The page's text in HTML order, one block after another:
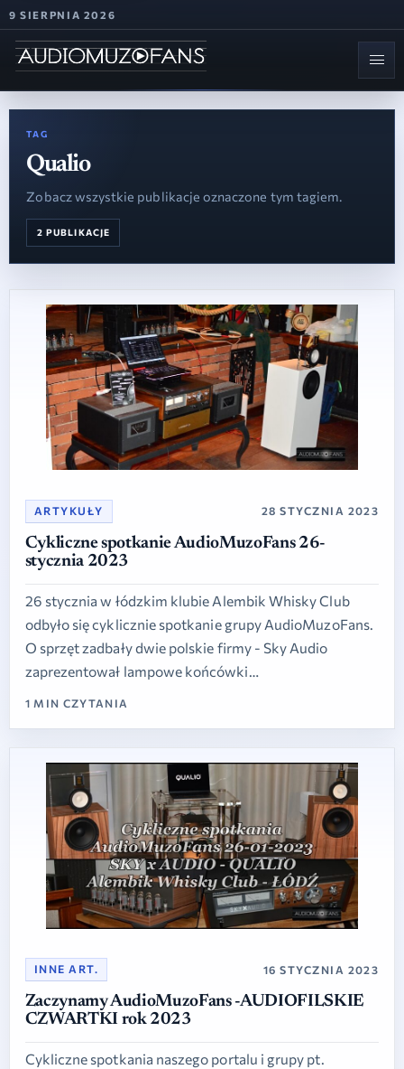
9 SIERPNIA 2026
TAG
Qualio
Zobacz wszystkie publikacje oznaczone tym tagiem.
2 PUBLIKACJE
ARTYKUŁY 28 STYCZNIA 2023
Cykliczne spotkanie AudioMuzoFans 26-
stycznia 2023
26 stycznia w łódzkim klubie Alembik Whisky Club
odbyło się cyklicznie spotkanie grupy AudioMuzoFans.
O sprzęt zadbały dwie polskie firmy - Sky Audio
zaprezentował lampowe końcówki…
1 MIN CZYTANIA
INNE ART. 16 STYCZNIA 2023
Zaczynamy AudioMuzoFans -AUDIOFILSKIE
CZWARTKI rok 2023
Cykliczne spotkania naszego portalu i grupy pt.